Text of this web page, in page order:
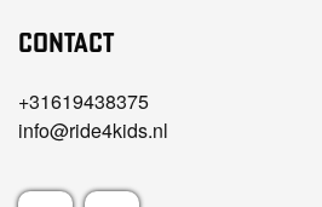
Contact
+31619438375
info@ride4kids.nl